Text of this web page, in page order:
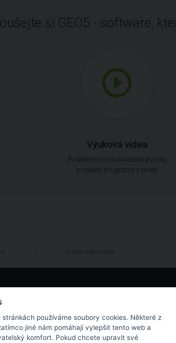
si GEO5 - software,
Výuková videa
používáme soubory cookies. Některé z
jiné nám pomáhají vylepšit tento web a
komfort. Pokud chcete upravit své